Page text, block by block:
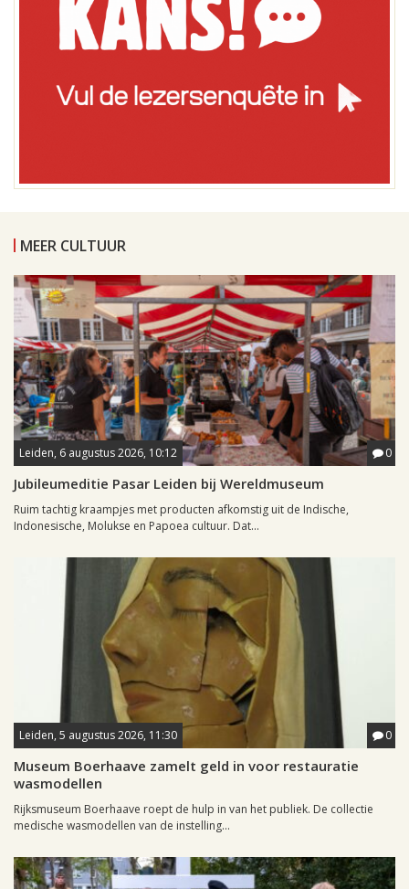
MEER CULTUUR
Leiden, 6 augustus 2026, 10:12 0
Jubileumeditie Pasar Leiden bij Wereldmuseum
Ruim tachtig kraampjes met producten afkomstig uit de Indische,
Indonesische, Molukse en Papoea cultuur. Dat...
Leiden, 5 augustus 2026, 11:30 0
Museum Boerhaave zamelt geld in voor restauratie
wasmodellen
Rijksmuseum Boerhaave roept de hulp in van het publiek. De collectie
medische wasmodellen van de instelling...